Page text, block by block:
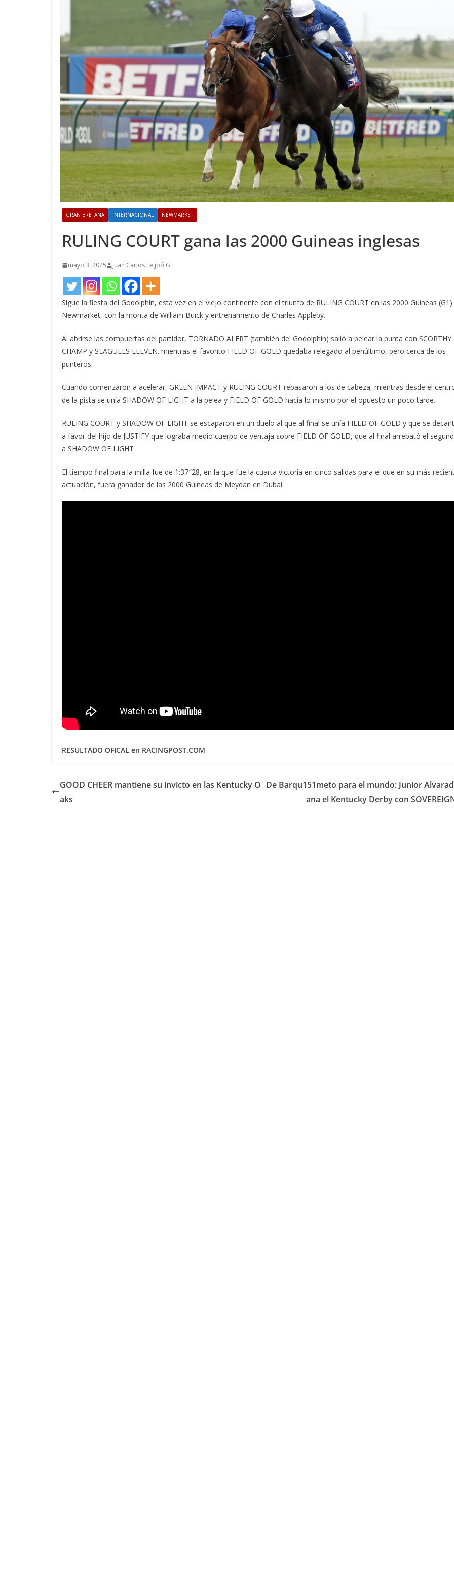
GRAN BRETAÑA INTERNACIONAL NEWMARKET
RULING COURT gana las 2000 Guineas inglesas
mayo 3, 2025 Juan Carlos Feijoó G.
Sigue la fiesta del Godolphin, esta vez en el viejo continente con el triunfo de RULING COURT en las 2000 Guineas
Newmarket, con la monta de William Buick y entrenamiento de Charles Appleby.
Al abrirse las compuertas del partidor, TORNADO ALERT (también del Godolphin) salió a pelear la punta con SCORTHY
CHAMP y SEAGULLS ELEVEN. mientras el favorito FIELD OF GOLD quedaba relegado al penúltimo, pero cerca de los
punteros.
Cuando comenzaron a acelerar, GREEN IMPACT y RULING COURT rebasaron a los de cabeza, mientras desde el
de la pista se unía SHADOW OF LIGHT a la pelea y FIELD OF GOLD hacía lo mismo por el opuesto un poco tarde.
RULING COURT y SHADOW OF LIGHT se escaparon en un duelo al que al final se unía FIELD OF GOLD y que se
a favor del hijo de JUSTIFY que lograba medio cuerpo de ventaja sobre FIELD OF GOLD, que al final arrebató el
a SHADOW OF LIGHT
El tiempo final para la milla fue de 1:37″28, en la que fue la cuarta victoria en cinco salidas para el que en su más
actuación, fuera ganador de las 2000 Guineas de Meydan en Dubai.
RESULTADO OFICAL en RACINGPOST.COM
GOOD CHEER mantiene su invicto en las Kentucky O
aks
De Barqu151meto para el mundo: Junior
ana el Kentucky Derby con